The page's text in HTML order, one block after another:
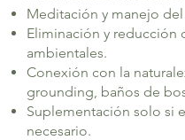
Meditación y manejo del
Eliminación y reducción
ambientales.
Conexión con la
grounding, baños de
Suplementación solo si
necesario.